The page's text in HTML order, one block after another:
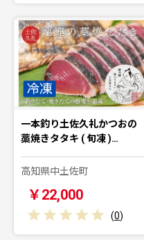
一本釣り土佐久礼かつおの
藁焼きタタキ ( 旬凍 )…
高知県中土佐町
￥22,000
(0)